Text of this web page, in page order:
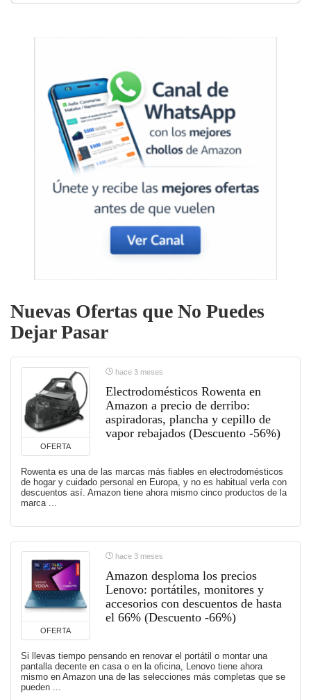
Nuevas Ofertas que No Puedes
Dejar Pasar
OFERTA
hace 3 meses
Electrodomésticos Rowenta en
Amazon a precio de derribo:
aspiradoras, plancha y cepillo de
vapor rebajados (Descuento -56%)
Rowenta es una de las marcas más fiables en electrodomésticos
de hogar y cuidado personal en Europa, y no es habitual verla con
descuentos así. Amazon tiene ahora mismo cinco productos de la
marca ...
OFERTA
hace 3 meses
Amazon desploma los precios
Lenovo: portátiles, monitores y
accesorios con descuentos de hasta
el 66% (Descuento -66%)
Si llevas tiempo pensando en renovar el portátil o montar una
pantalla decente en casa o en la oficina, Lenovo tiene ahora
mismo en Amazon una de las selecciones más completas que se
pueden ...